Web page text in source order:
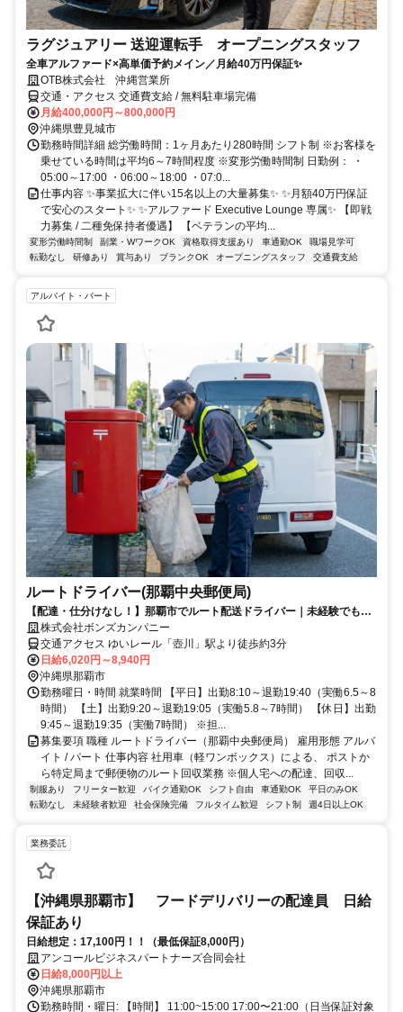
ラグジュアリー 送迎運転手 オープニングスタッフ
全車アルファード×高単価予約メイン／月給40万円保証✨
OTB株式会社 沖縄営業所
交通・アクセス 交通費支給 / 無料駐車場完備
月給400,000円～800,000円
沖縄県豊見城市
勤務時間詳細 総労働時間：1ヶ月あたり280時間 シフト制 ※お客様を
乗せている時間は平均6～7時間程度 ※変形労働時間制 日勤例： ・
05:00～17:00 ・06:00～18:00 ・07:0...
仕事内容 ✨事業拡大に伴い15名以上の大量募集✨ ✨月額40万円保証
で安心のスタート✨ ✨アルファード Executive Lounge 専属✨ 【即戦
力募集 / 二種免保持者優遇】 【ベテランの平均...
変形労働時間制 副業・WワークOK 資格取得支援あり 車通勤OK
職場見学可
転勤なし
研修あり 賞与あり ブランクOK オープニングスタッフ 交通費支給
アルバイト・パート
ルートドライバー(那覇中央郵便局)
【配達・仕分けなし！】那覇市でルート配送ドライバー｜未経験でも大
丈夫株式会社ボンズカンパニー
交通アクセス ゆいレール「壺川」駅より徒歩約3分
日給6,020円～8,940円
沖縄県那覇市
勤務曜日・時間 就業時間 【平日】出勤8:10～退勤19:40（実働6.5～8
時間） 【土】出勤9:20～退勤19:05（実働5.8～7時間） 【休日】出勤
9:45～退勤19:35（実働7時間） ※担...
募集要項 職種 ルートドライバー（那覇中央郵便局） 雇用形態 アルバ
イト / パート 仕事内容 社用車（軽ワンボックス）による、 ポストか
ら特定局まで郵便物のルート回収業務 ※個人宅への配達、回収...
制服あり フリーター歓迎 バイク通勤OK シフト自由 車通勤OK
平日のみOK
転勤なし
未経験者歓迎 社会保険完備 フルタイム歓迎 シフト制 週4日以上OK
業務委託
【沖縄県那覇市】 フードデリバリーの配達員 日給
保証あり
日給想定：17,100円！！（最低保証8,000円）
アンコールビジネスパートナーズ合同会社
日給8,000円以上
沖縄県那覇市
勤務時間・曜日: 【時間】 11:00~15:00 17:00〜21:00（日当保証対象